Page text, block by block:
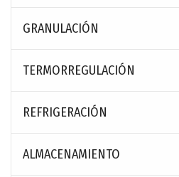
GRANULACIÓN
TERMORREGULACIÓN
REFRIGERACIÓN
ALMACENAMIENTO